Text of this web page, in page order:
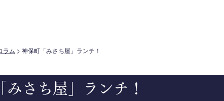
ラム > 神保町「みさち屋」ランチ！
さち屋」ランチ！